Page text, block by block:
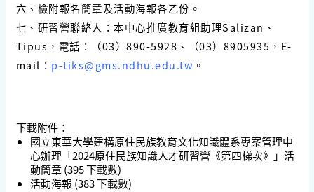
六、檢附報名簡章及活動海報各乙份。
七、研習營聯絡人：本中心推廣教育組助理Salizan、
Tipus，電話：（03）890-5928、（03）8905935，E-
mail： p-tiks@gms.ndhu.edu.tw 。
下載附件：
國立東華大學建構原住民族教育文化知識體系專案管理中
心辦理「2024原住民族知識人才研習營《第四梯次》」活
動簡章 (395 下載數)
活動海報 (383 下載數)